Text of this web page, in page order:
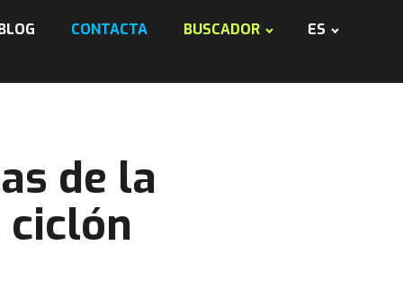
CONTACTA BUSCADOR ES
de la